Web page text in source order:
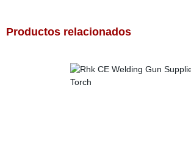
Productos relacionados